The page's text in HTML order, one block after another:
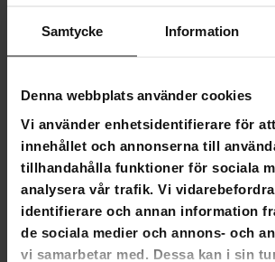
Samtycke Information
Denna webbplats använder cookies
Vi använder enhetsidentifierare för
innehållet och annonserna till
tillhandahålla funktioner för sociala
analysera vår trafik. Vi
identifierare och annan information
de sociala medier och annons- och
vi samarbetar med. Dessa kan i sin
Interaktiv upplevelse:
LCD-displayen och
Funktionell och estetisk attraktion:
skåpet skyddar inte bara din darttavla,
rummets inredning.
Revolutionera din Dartupplevelse:
React Darttavla Skåp Elektronisk ger en
raffinement till det klassiska dart
spelrum, lovar det oändlig kul och en